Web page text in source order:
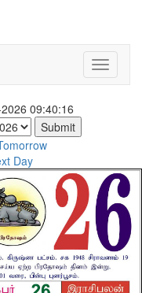
09:40:16
Day